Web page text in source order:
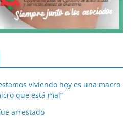
viviendo hoy es una macro
que está mal”
arrestado